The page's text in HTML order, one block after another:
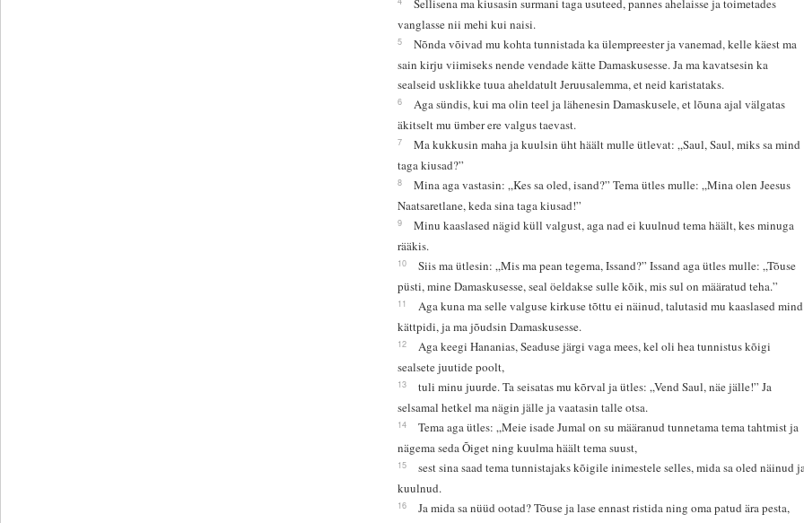
vanglasse nii mehi kui naisi.
5
Nõnda võivad mu kohta tunnistada ka ülempreester ja vanemad, kelle käest ma
sain kirju viimiseks nende vendade kätte Damaskusesse. Ja ma kavatsesin ka
sealseid usklikke tuua aheldatult Jeruusalemma, et neid karistataks.
6
Aga sündis, kui ma olin teel ja lähenesin Damaskusele, et lõuna ajal välgatas
äkitselt mu ümber ere valgus taevast.
7
Ma kukkusin maha ja kuulsin üht häält mulle ütlevat: „Saul, Saul, miks sa mind
taga kiusad?”
8
Mina aga vastasin: „Kes sa oled, isand?” Tema ütles mulle: „Mina olen Jeesus
Naatsaretlane, keda sina taga kiusad!”
9
Minu kaaslased nägid küll valgust, aga nad ei kuulnud tema häält, kes minuga
rääkis.
10
Siis ma ütlesin: „Mis ma pean tegema, Issand?” Issand aga ütles mulle: „Tõuse
püsti, mine Damaskusesse, seal öeldakse sulle kõik, mis sul on määratud teha.”
11
Aga kuna ma selle valguse kirkuse tõttu ei näinud, talutasid mu kaaslased mind
kättpidi, ja ma jõudsin Damaskusesse.
12
Aga keegi Hananias, Seaduse järgi vaga mees, kel oli hea tunnistus kõigi
sealsete juutide poolt,
13
tuli minu juurde. Ta seisatas mu kõrval ja ütles: „Vend Saul, näe jälle!” Ja
selsamal hetkel ma nägin jälle ja vaatasin talle otsa.
14
Tema aga ütles: „Meie isade Jumal on su määranud tunnetama tema tahtmist ja
nägema seda Õiget ning kuulma häält tema suust,
15
sest sina saad tema tunnistajaks kõigile inimestele selles, mida sa oled näinud ja
kuulnud.
16
Ja mida sa nüüd ootad? Tõuse ja lase ennast ristida ning oma patud ära pesta,